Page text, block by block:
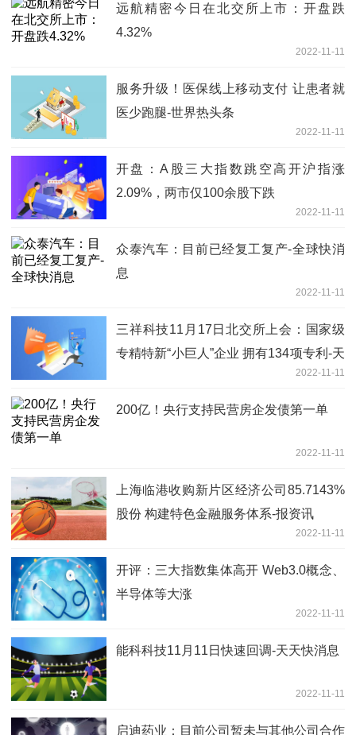
远航精密今日在北交所上市：开盘跌
4.32%
2022-11-11
服务升级！医保线上移动支付 让患者就
医少跑腿-世界热头条
2022-11-11
开盘：A股三大指数跳空高开沪指涨
2.09%，两市仅100余股下跌
2022-11-11
众泰汽车：目前已经复工复产-全球快消
息
2022-11-11
三祥科技11月17日北交所上会：国家级
专精特新“小巨人”企业 拥有134项专利-天
2022-11-11
200亿！央行支持民营房企发债第一单
2022-11-11
上海临港收购新片区经济公司85.7143%
股份 构建特色金融服务体系-报资讯
2022-11-11
开评：三大指数集体高开 Web3.0概念、
半导体等大涨
2022-11-11
能科科技11月11日快速回调-天天快消息
2022-11-11
启迪药业：目前公司暂未与其他公司合作